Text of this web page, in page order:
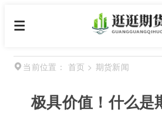
当前位置： 首页 > 期货新闻
极具价值！什么是